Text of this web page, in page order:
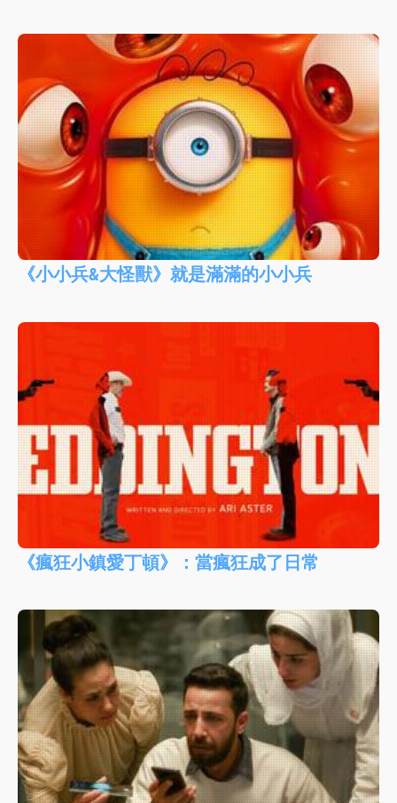
《小小兵&大怪獸》就是滿滿的小小兵
《瘋狂小鎮愛丁頓》：當瘋狂成了日常